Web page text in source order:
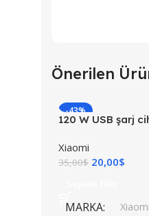
Önerilen
-43%
120 W USB şarj
hızlı şarj
Xiaomi
35,00$ 20,00$
MARKA Xiaomi